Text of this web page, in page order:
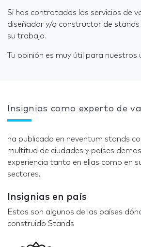
Si has contratados los servicios de
diseñador y/o constructor de
su trabajo.
Tu opinión es muy útil para nuestros
Insignias como experto de
ha publicado en neventum stands
multitud de ciudades y países
experiencia tanto en ellas como en
sectores.
Insignias en país
Estos son algunos de las países
construido Stands